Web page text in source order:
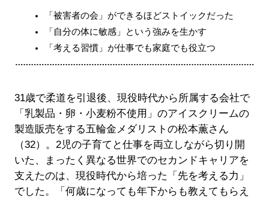
「被害者の会」ができるほどストイックだった
「自分の体に敏感」という強みを生かす
「考える習慣」が仕事でも家庭でも役立つ
31歳で柔道を引退後、現役時代から所属する会社で
「乳製品・卵・小麦粉不使用」のアイスクリームの
製造販売をする五輪金メダリストの松本薫さん
（32）。2児の子育てと仕事を両立しながら切り開
いた、まったく異なる世界でのセカンドキャリアを
支えたのは、現役時代から培った「先を考える力」
でした。「何歳になっても年下からも教えてもらえ